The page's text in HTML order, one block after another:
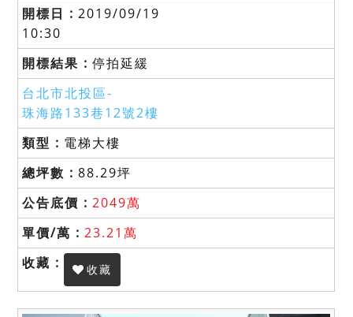
2019/09/19
10:30
停拍延緩
台北市北投區-
珠海路133巷12號2樓
電梯大樓
88.29坪
2049萬
23.21萬
收藏